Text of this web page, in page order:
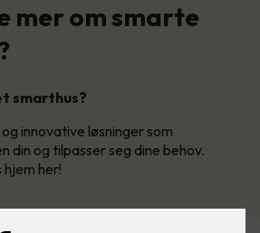
mer om smarte
smarthus?
innovative løsninger som
din og tilpasser seg dine behov.
her!